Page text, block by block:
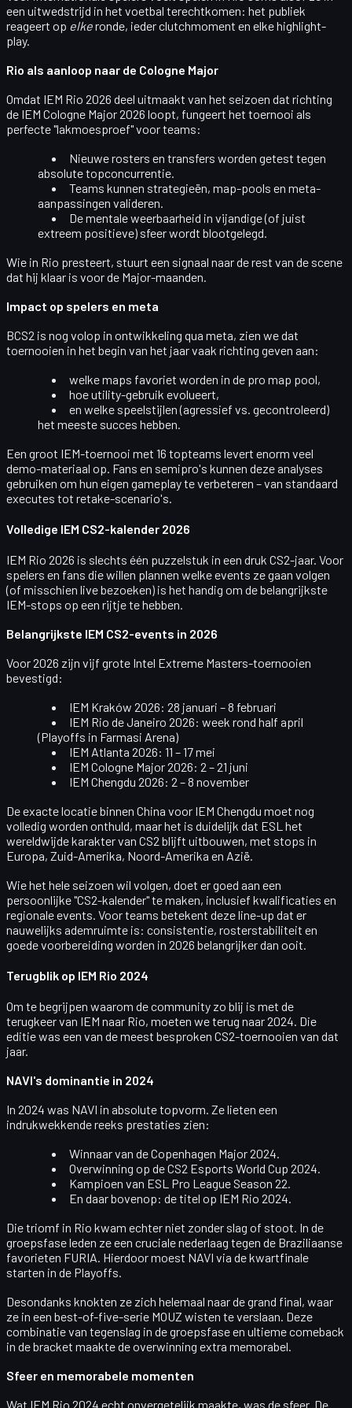
een uitwedstrijd in het voetbal terechtkomen: het publiek
reageert op elkeronde, ieder clutchmoment en elke highlight-
play.
Rio als aanloop naar de Cologne Major
Omdat IEM Rio 2026 deel uitmaakt van het seizoen dat richting
de IEM Cologne Major 2026 loopt, fungeert het toernooi als
perfecte "lakmoesproef" voor teams:
Nieuwe rosters en transfers worden getest tegen
absolute topconcurrentie.
Teams kunnen strategieën, map-pools en meta-
aanpassingen valideren.
De mentale weerbaarheid in vijandige (of juist
extreem positieve) sfeer wordt blootgelegd.
Wie in Rio presteert, stuurt een signaal naar de rest van de scene
dat hij klaar is voor de Major-maanden.
Impact op spelers en meta
BCS2 is nog volop in ontwikkeling qua meta, zien we dat
toernooien in het begin van het jaar vaak richting geven aan:
welke maps favoriet worden in de pro map pool,
hoe utility-gebruik evolueert,
en welke speelstijlen (agressief vs. gecontroleerd)
het meeste succes hebben.
Een groot IEM-toernooi met 16 topteams levert enorm veel
demo-materiaal op. Fans en semipro's kunnen deze analyses
gebruiken om hun eigen gameplay te verbeteren – van standaard
executes tot retake-scenario's.
Volledige IEM CS2-kalender 2026
IEM Rio 2026 is slechts één puzzelstuk in een druk CS2-jaar. Voor
spelers en fans die willen plannen welke events ze gaan volgen
(of misschien live bezoeken) is het handig om de belangrijkste
IEM-stops op een rijtje te hebben.
Belangrijkste IEM CS2-events in 2026
Voor 2026 zijn vijf grote Intel Extreme Masters-toernooien
bevestigd:
IEM Kraków 2026: 28 januari – 8 februari
IEM Rio de Janeiro 2026: week rond half april
(Playoffs in Farmasi Arena)
IEM Atlanta 2026: 11 – 17 mei
IEM Cologne Major 2026: 2 – 21 juni
IEM Chengdu 2026: 2 – 8 november
De exacte locatie binnen China voor IEM Chengdu moet nog
volledig worden onthuld, maar het is duidelijk dat ESL het
wereldwijde karakter van CS2 blijft uitbouwen, met stops in
Europa, Zuid-Amerika, Noord-Amerika en Azië.
Wie het hele seizoen wil volgen, doet er goed aan een
persoonlijke "CS2-kalender" te maken, inclusief kwalificaties en
regionale events. Voor teams betekent deze line-up dat er
nauwelijks ademruimte is: consistentie, rosterstabiliteit en
goede voorbereiding worden in 2026 belangrijker dan ooit.
Terugblik op IEM Rio 2024
Om te begrijpen waarom de community zo blij is met de
terugkeer van IEM naar Rio, moeten we terug naar 2024. Die
editie was een van de meest besproken CS2-toernooien van dat
jaar.
NAVI's dominantie in 2024
In 2024 was NAVI in absolute topvorm. Ze lieten een
indrukwekkende reeks prestaties zien:
Winnaar van deCopenhagen Major 2024.
Overwinning op deCS2 Esports World Cup 2024.
Kampioen van ESL Pro League Season 22.
En daar bovenop: de titel op IEM Rio 2024.
Die triomf in Rio kwam echter niet zonder slag of stoot. In de
groepsfase leden ze een cruciale nederlaag tegen de Braziliaanse
favorieten FURIA. Hierdoor moest NAVI via de kwartfinale
starten in de Playoffs.
Desondanks knokten ze zich helemaal naar degrand final, waar
ze in een best-of-five-serie MOUZ wisten te verslaan. Deze
combinatie van tegenslag in de groepsfase en ultieme comeback
in de bracket maakte de overwinning extra memorabel.
Sfeer en memorabele momenten
Wat IEM Rio 2024 echt onvergetelijk maakte, was de sfeer. De